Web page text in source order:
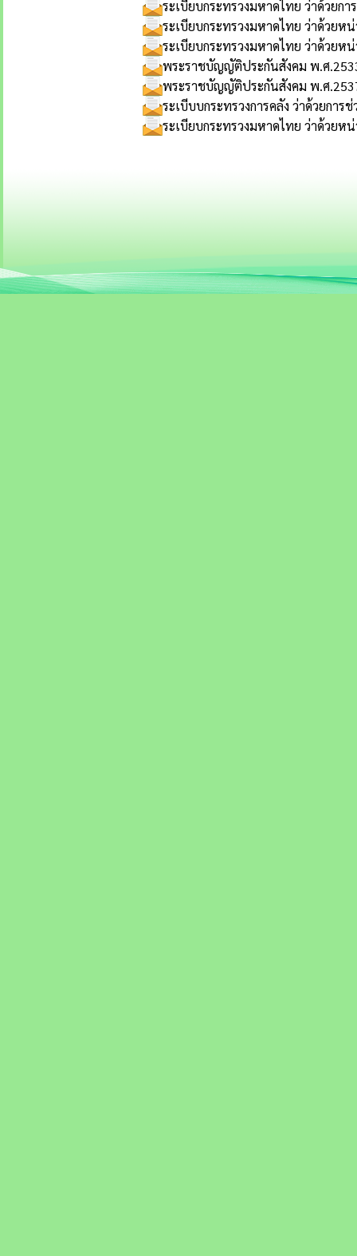
ระเบียบกระทรวงมหาดไทย ว่าด้วย
ระเบียบกระทรวงมหาดไทย ว่าด้วย
ระเบียบกระทรวงมหาดไทย ว่าด้วย
พระราชบัญญัติประกันสังคม พ.ศ
พระราชบัญญัติประกันสังคม พ.ศ
ระเบีบบกระทรวงการคลัง ว่าด้วยกา
ระเบียบกระทรวงมหาดไทย ว่าด้วย